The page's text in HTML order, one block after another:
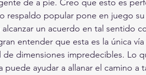
de a pie. Creo que esto es
respaldo popular pone en juego
un acuerdo en tal sentido
entender que esta es la única
de dimensiones impredecibles. Lo
ayudar a allanar el camino a